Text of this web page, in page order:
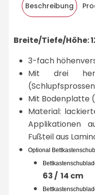
Beschreibung
Breite/Tiefe/Höhe:
3-fach
Mit drei
Mit Bodenplatte
Material:
Applikationen
Fußteil aus
Optional
63 / 14 cm